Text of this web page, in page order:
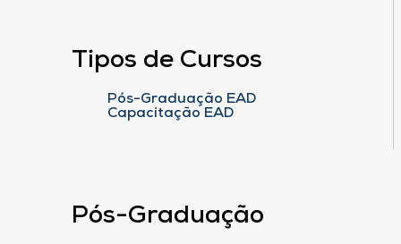
Tipos de Cursos
Pós-Graduação EAD
Capacitação EAD
Pós-Graduação